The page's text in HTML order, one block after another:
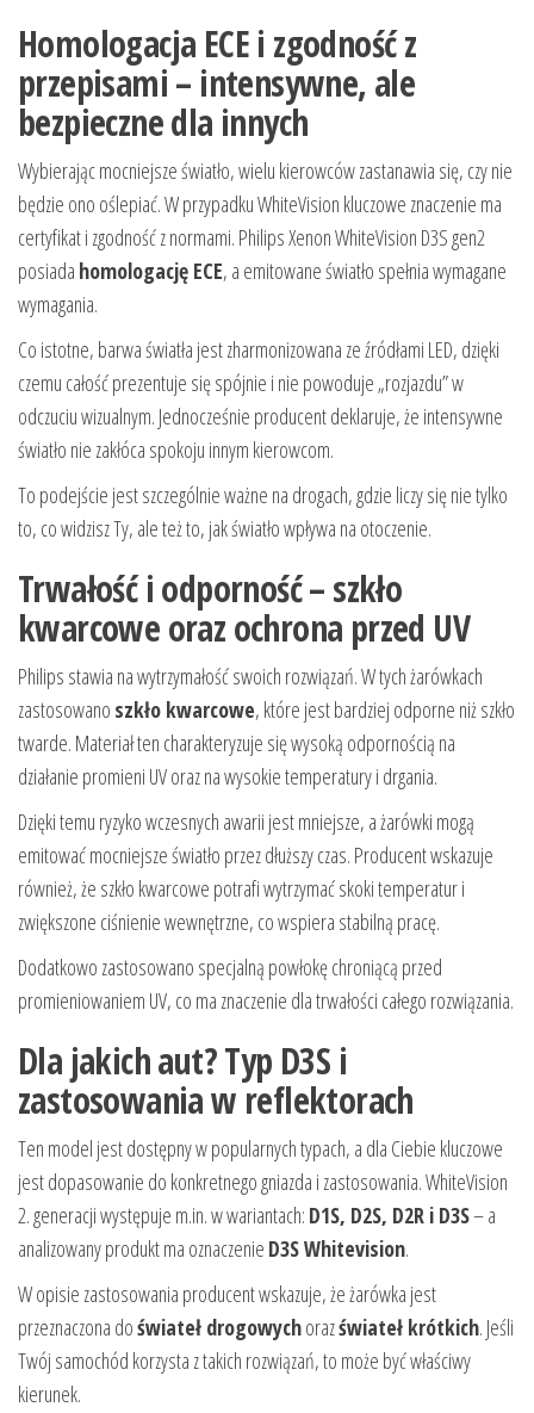
Homologacja ECE i zgodność z
przepisami – intensywne, ale
bezpieczne dla innych
Wybierając mocniejsze światło, wielu kierowców zastanawia się, czy nie
będzie ono oślepiać. W przypadku WhiteVision kluczowe znaczenie ma
certyfikat i zgodność z normami. Philips Xenon WhiteVision D3S gen2
posiada homologację ECE, a emitowane światło spełnia wymagane
wymagania.
Co istotne, barwa światła jest zharmonizowana ze źródłami LED, dzięki
czemu całość prezentuje się spójnie i nie powoduje „rozjazdu” w
odczuciu wizualnym. Jednocześnie producent deklaruje, że intensywne
światło nie zakłóca spokoju innym kierowcom.
To podejście jest szczególnie ważne na drogach, gdzie liczy się nie tylko
to, co widzisz Ty, ale też to, jak światło wpływa na otoczenie.
Trwałość i odporność – szkło
kwarcowe oraz ochrona przed UV
Philips stawia na wytrzymałość swoich rozwiązań. W tych żarówkach
zastosowano szkło kwarcowe, które jest bardziej odporne niż szkło
twarde. Materiał ten charakteryzuje się wysoką odpornością na
działanie promieni UV oraz na wysokie temperatury i drgania.
Dzięki temu ryzyko wczesnych awarii jest mniejsze, a żarówki mogą
emitować mocniejsze światło przez dłuższy czas. Producent wskazuje
również, że szkło kwarcowe potrafi wytrzymać skoki temperatur i
zwiększone ciśnienie wewnętrzne, co wspiera stabilną pracę.
Dodatkowo zastosowano specjalną powłokę chroniącą przed
promieniowaniem UV, co ma znaczenie dla trwałości całego rozwiązania.
Dla jakich aut? Typ D3S i
zastosowania w reflektorach
Ten model jest dostępny w popularnych typach, a dla Ciebie kluczowe
jest dopasowanie do konkretnego gniazda i zastosowania. WhiteVision
2. generacji występuje m.in. w wariantach: D1S, D2S, D2R i D3S– a
analizowany produkt ma oznaczenie D3S Whitevision.
W opisie zastosowania producent wskazuje, że żarówka jest
przeznaczona doświateł drogowychorazświateł krótkich. Jeśli
Twój samochód korzysta z takich rozwiązań, to może być właściwy
kierunek.